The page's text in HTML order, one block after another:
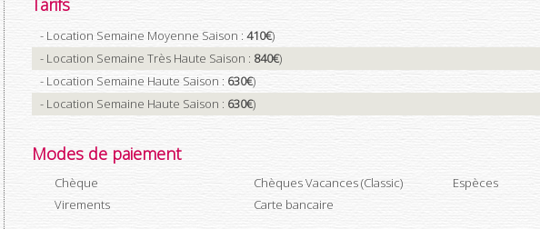
Tarifs
- Location Semaine Moyenne Saison : 410€)
- Location Semaine Très Haute Saison : 840€)
- Location Semaine Haute Saison : 630€)
- Location Semaine Haute Saison : 630€)
Modes de paiement
Chèque Chèques Vacances (Classic)
Espèces
Virements
Carte bancaire